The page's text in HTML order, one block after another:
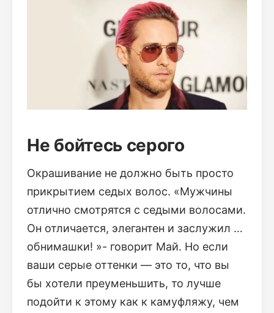
Не бойтесь серого
Окрашивание не должно быть просто
прикрытием седых волос. «Мужчины
отлично смотрятся с седыми волосами.
Он отличается, элегантен и заслужил …
обнимашки! »- говорит Май. Но если
ваши серые оттенки — это то, что вы
бы хотели преуменьшить, то лучше
подойти к этому как к камуфляжу, чем